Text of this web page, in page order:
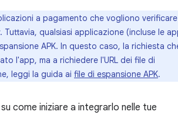
a pagamento che vogliono verificare
qualsiasi applicazione (incluse le
APK. In questo caso, la richiesta
l'app, ma a richiedere l'URL dei file di
leggi la guida ai file di espansione APK.
come iniziare a integrarlo nelle tue